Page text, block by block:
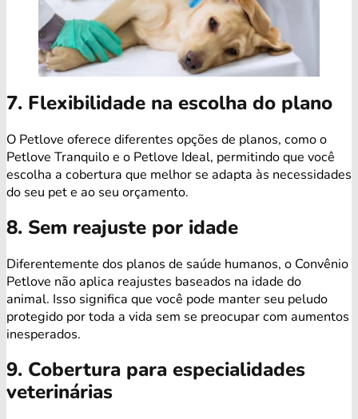
7. Flexibilidade na escolha do plano
O Petlove oferece diferentes opções de planos, como o
Petlove Tranquilo e o Petlove Ideal, permitindo que você
escolha a cobertura que melhor se adapta às necessidades
do seu pet e ao seu orçamento.
8. Sem reajuste por idade
Diferentemente dos planos de saúde humanos, o Convênio
Petlove não aplica reajustes baseados na idade do
animal. Isso significa que você pode manter seu peludo
protegido por toda a vida sem se preocupar com aumentos
inesperados.
9. Cobertura para especialidades
veterinárias